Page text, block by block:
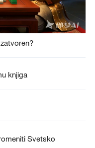
knjiga
Svetsko